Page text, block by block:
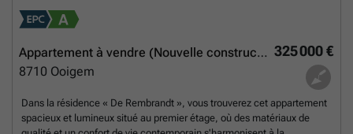
325 000 €
Appartement à vendre (Nouvelle construction)
8710 Ooigem
Dans la résidence « De Rembrandt », vous trouverez cet appartement
spacieux et lumineux situé au premier étage, où des matériaux de